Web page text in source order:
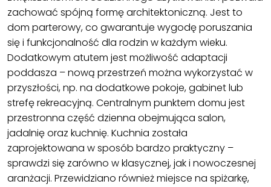
zachować spójną formę architektoniczną. Jest to
dom parterowy, co gwarantuje wygodę poruszania
się i funkcjonalność dla rodzin w każdym wieku.
Dodatkowym atutem jest możliwość adaptacji
poddasza – nową przestrzeń można wykorzystać w
przyszłości, np. na dodatkowe pokoje, gabinet lub
strefę rekreacyjną. Centralnym punktem domu jest
przestronna część dzienna obejmująca salon,
jadalnię oraz kuchnię. Kuchnia została
zaprojektowana w sposób bardzo praktyczny –
sprawdzi się zarówno w klasycznej, jak i nowoczesnej
aranżacji. Przewidziano również miejsce na spiżarkę,